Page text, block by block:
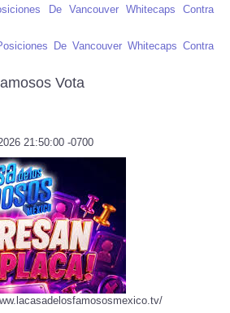
De Vancouver Whitecaps Contra
De Vancouver Whitecaps Contra
Vota
21:50:00 -0700